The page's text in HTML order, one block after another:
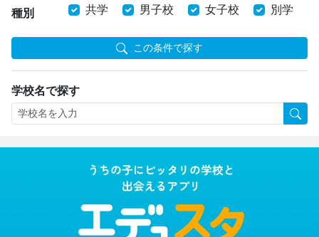
種別 共学 男子校 女子校 別学
この条件で探す
学校名で探す